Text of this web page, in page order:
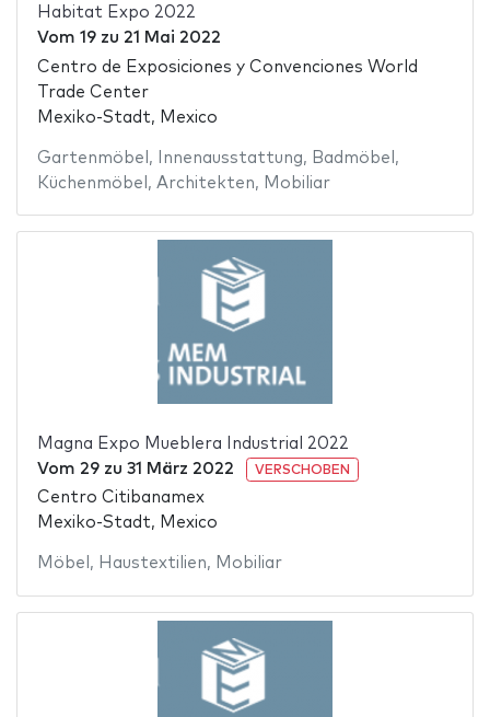
Habitat Expo 2022
Vom 19zu 21 Mai 2022
Centro de Exposiciones y Convenciones World
Trade Center
Mexiko-Stadt, Mexico
Gartenmöbel , Innenausstattung, Badmöbel ,
Küchenmöbel , Architekten, Mobiliar
Magna Expo Mueblera Industrial 2022
Vom 29zu 31 März 2022 VERSCHOBEN
Centro Citibanamex
Mexiko-Stadt, Mexico
Möbel , Haustextilien, Mobiliar